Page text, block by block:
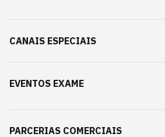
CANAIS ESPECIAIS
EVENTOS EXAME
PARCERIAS COMERCIAIS